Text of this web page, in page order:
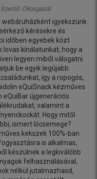
Okosgazdi
igyekszünk
kérésekre és
időben egyebek közt
kínálatunkat, hogy a
legyen miből válogatni
be egyik legújabb
így a ropogós,
eQuiSnack kézműves
eQuiBar újgenerációs
valamint a
Hogy mitől
ismert lócsemege?
kekszek 100%-ban
is alkalmas,
készülnek a legkiválóbb
felhasználásával,
nélkül jutalmazhasd,